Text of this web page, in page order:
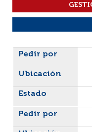
Liste des exemplaires